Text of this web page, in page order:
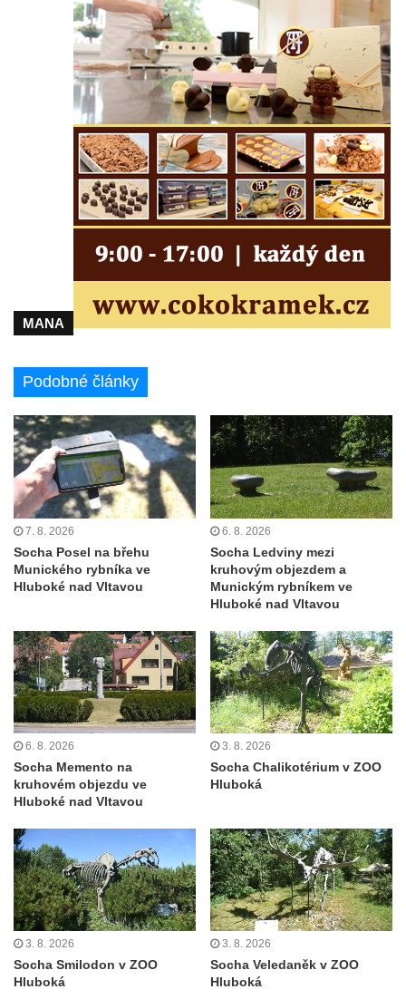
Socha svaté Anny na nádvoří kláštera
dominikánů v Českých Budějovicích
Socha svatého Dominika na nádvoří
kláštera dominikánů v Českých
Budějovicích
Sousoší Kalvárie před klášterem
dominikánů u Piaristického náměstí v
Českých Budějovicích
Socha svatého Václava u pramene v
Semilech
na radnici v Českých Budějovicích
Pamětní deska na biskupské rezidenci v
Pamětní deska Josefa Hloucha na
Budějovicích
Socha žáby u rybníčku na Náměstí v
Kamenném Újezdě
Pamětní kámen družebních obcí Kamenný
Újezd a Krauchthal v parku na Náměstí v
Kamenném Újezdě
Socha na náměstí J. V. Kamarýta ve
Pomník J. V. Kamarýta v Krumlovské ulici ve
Velešíně
Pamětní deska arcibiskupa Micara ve
vstupu do poutního místa Římov
Plastika Koule v Gutenbergově ulici v
Liberci
Pamětní deska Vojtěcha Kocmicha na
Pomník na paměť zrušení roboty v Plavu
Socha vodníka v Plavu
Socha svatého Jana Nepomuckého v
Třebušíně
Pamětní deska Johanna Nepomuka
Fischera na domě čp. 5/16 na třídě 9.
MANA
Podobné články
7. 8. 2026
Socha Posel na břehu
Munického rybníka ve
Hluboké nad Vltavou
6. 8. 2026
Socha Ledviny mezi
kruhovým objezdem a
Munickým rybníkem ve
Hluboké nad Vltavou
6. 8. 2026
Socha Memento na
kruhovém objezdu ve
Hluboké nad Vltavou
3. 8. 2026
Socha Chalikotérium v ZOO
Hluboká
3. 8. 2026
Socha Smilodon v ZOO
Hluboká
3. 8. 2026
Socha Veledaněk v ZOO
Hluboká